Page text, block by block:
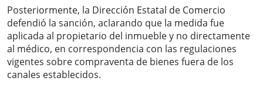
Posteriormente, la Dirección Estatal de Comercio
defendió la sanción, aclarando que la medida fue
aplicada al propietario del inmueble y no directamente
al médico, en correspondencia con las regulaciones
vigentes sobre compraventa de bienes fuera de los
canales establecidos.